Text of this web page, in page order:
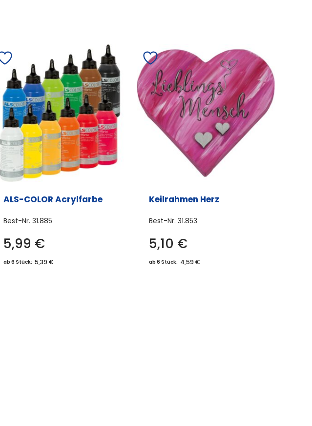
ALS-COLOR Acrylfarbe
Best-Nr. 31.885
5,99 €
ab 6 Stück: 5,39 €
Keilrahmen Herz
Best-Nr. 31.853
5,10 €
ab 6 Stück: 4,59 €